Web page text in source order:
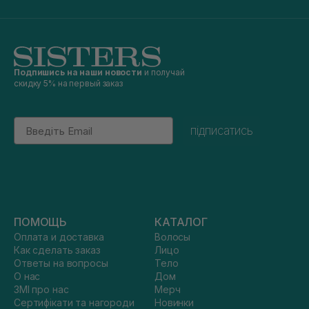
Подпишись на наши новости и получай
скидку 5% на первый заказ
Email
підписатись
ПОМОЩЬ
Оплата и доставка
Как сделать заказ
Ответы на вопросы
О нас
ЗМІ про нас
Сертифікати та нагороди
КАТАЛОГ
Волосы
Лицо
Тело
Дом
Мерч
Новинки